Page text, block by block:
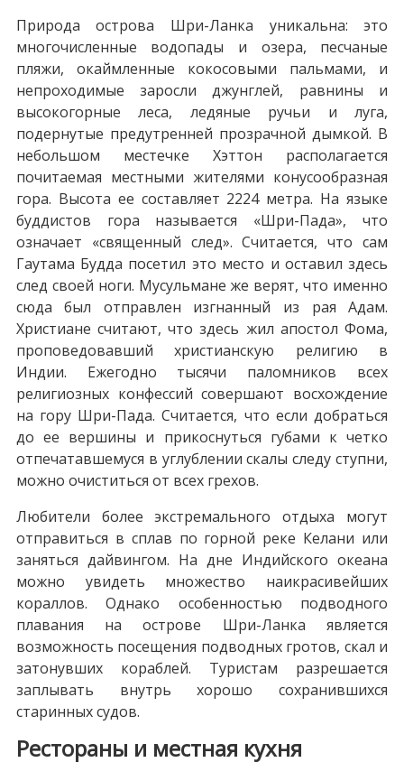
Природа острова Шри-Ланка уникальна: это
многочисленные водопады и озера, песчаные
пляжи, окаймленные кокосовыми пальмами, и
непроходимые заросли джунглей, равнины и
высокогорные леса, ледяные ручьи и луга,
подернутые предутренней прозрачной дымкой. В
небольшом местечке Хэттон располагается
почитаемая местными жителями конусообразная
гора. Высота ее составляет 2224 метра. На языке
буддистов гора называется «Шри-Пада», что
означает «священный след». Считается, что сам
Гаутама Будда посетил это место и оставил здесь
след своей ноги. Мусульмане же верят, что именно
сюда был отправлен изгнанный из рая Адам.
Христиане считают, что здесь жил апостол Фома,
проповедовавший христианскую религию в
Индии. Ежегодно тысячи паломников всех
религиозных конфессий совершают восхождение
на гору Шри-Пада. Считается, что если добраться
до ее вершины и прикоснуться губами к четко
отпечатавшемуся в углублении скалы следу ступни,
можно очиститься от всех грехов.
Любители более экстремального отдыха могут
отправиться в сплав по горной реке Келани или
заняться дайвингом. На дне Индийского океана
можно увидеть множество наикрасивейших
кораллов. Однако особенностью подводного
плавания на острове Шри-Ланка является
возможность посещения подводных гротов, скал и
затонувших кораблей. Туристам разрешается
заплывать внутрь хорошо сохранившихся
старинных судов.
Рестораны и местная кухня